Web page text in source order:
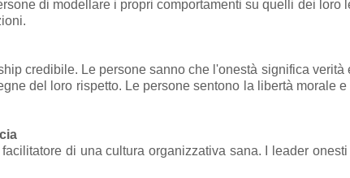
di modellare i propri comportamenti su quelli dei loro
credibile. Le persone sanno che l'onestà significa
del loro rispetto. Le persone sentono la libertà morale
di una cultura organizzativa sana. I leader